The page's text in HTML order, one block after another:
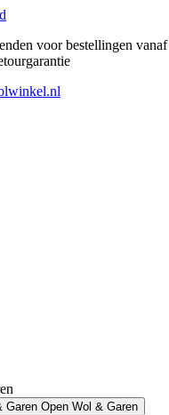
voor bestellingen vanaf
Garen Open Wol & Garen